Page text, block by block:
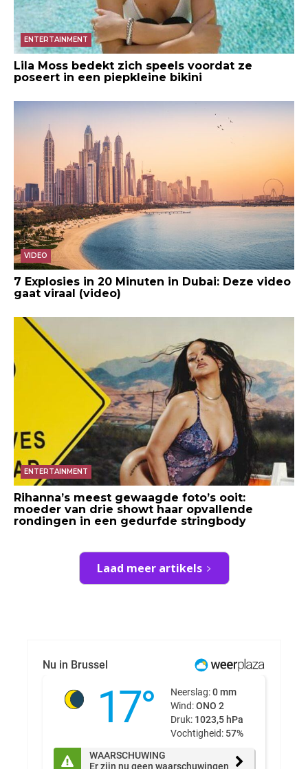
ENTERTAINMENT
Lila Moss bedekt zich speels voordat ze
poseert in een piepkleine bikini
VIDEO
7 Explosies in 20 Minuten in Dubai: Deze video
gaat viraal (video)
ENTERTAINMENT
Rihanna’s meest gewaagde foto’s ooit:
moeder van drie showt haar opvallende
rondingen in een gedurfde stringbody
Laad meer artikels